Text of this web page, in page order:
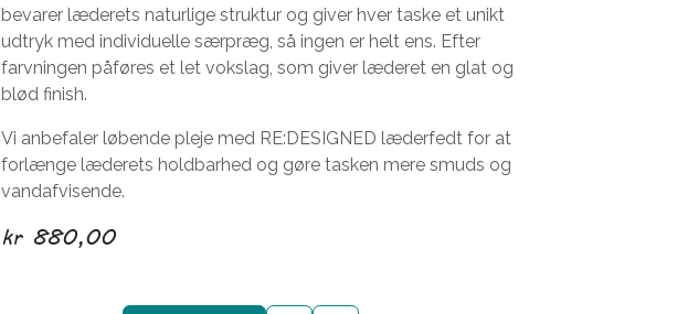
bevarer læderets naturlige struktur og giver hver taske et unikt
udtryk med individuelle særpræg, så ingen er helt ens. Efter
farvningen påføres et let vokslag, som giver læderet en glat og
blød finish.
Vi anbefaler løbende pleje med RE:DESIGNED læderfedt for at
forlænge læderets holdbarhed og gøre tasken mere smuds og
vandafvisende.
kr 880,00